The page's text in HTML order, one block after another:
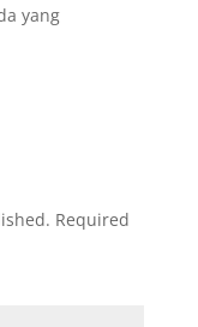
yang
Required